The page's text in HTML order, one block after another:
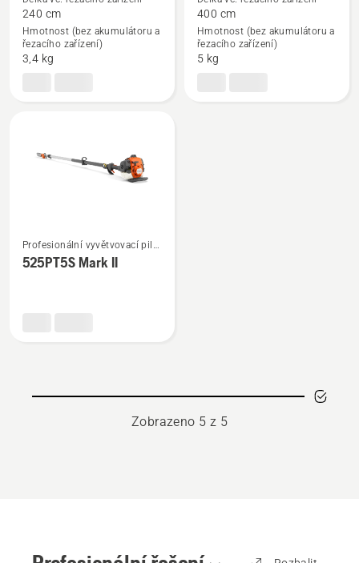
530iP4
bez
240 cm
Hmotnost (bez akumulátoru a
řezacího zařízení)
3,4 kg
530iPT5
bez
400 cm
Hmotnost (bez akumulátoru a
řezacího zařízení)
5 kg
více
Profesionální vyvětvovací pily
na tyči
525PT5S Mark II
Zobrazeno 5 z 5